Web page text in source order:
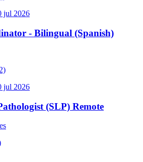
jul 2026
- Bilingual (Spanish)
jul 2026
(SLP) Remote